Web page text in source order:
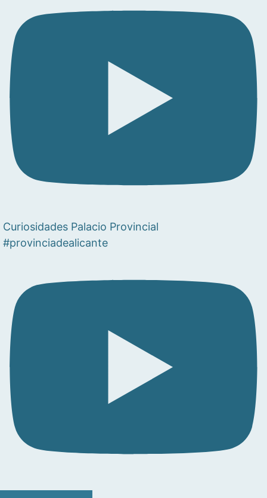
Curiosidades Palacio Provincial
#provinciadealicante